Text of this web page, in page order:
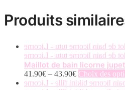
Produits
Maillot de bain licorne
41.90€ – 43.90€ Choix des